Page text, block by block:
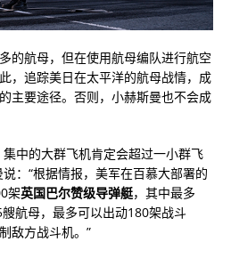
的航母，但在使用航母编队进行航空
，追踪美日在太平洋的航母战情，成
主要途径。否则，小赫斯曼也不会成
中的大群飞机肯定会超过一小群飞
：“根据情报，美军在百慕大部署的
架英国巴尔赞级导弹艇，其中最多
航母，最多可以出动180架战斗
敌方战斗机。”